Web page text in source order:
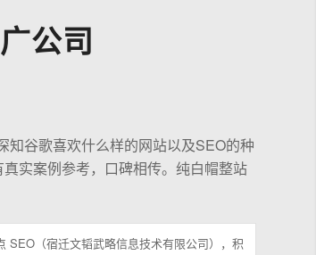
公司
谷歌喜欢什么样的网站以及SEO的种
实案例参考，口碑相传。纯白帽整站
SEO（宿迁文韬武略信息技术有限公司），积